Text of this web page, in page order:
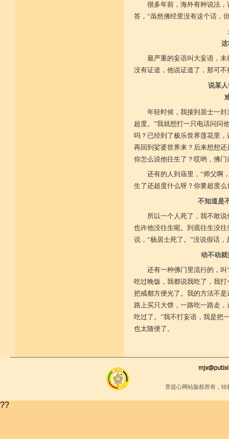
很多年前，海外有种说法
答，“虽然佛经里没有这个话，
最严重的妄语叫大妄语，
没有证道，他说证道了，那可不
说某
年轻时候，我接到居士一
超度。”我就想打一只电话问问
吗？已经到了极乐世界莲花里
再回到娑婆世界来？后来想想
你怎么说他往生了？哎哟，佛
还有的人到庙里，“师父啊
生了还超度什么呀？你要超度
不知道是
所以一个人死了，我不敢
也许他没往生呢。到底往生没
说，“杨居士死了。”没说假话，
动不动
还有一种佛门里流行的，
吃过晚饭，我都说我吃了，我
把戒都方便光了。我的方法不
路上买只大饼，一路吃一路走
吃过了。”我不打妄语，我是把
也太随便了。
菩提心网站版权所有，
??